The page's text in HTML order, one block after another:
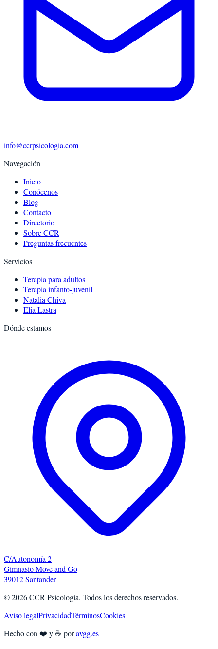
info@ccrpsicologia.com
Navegación
Inicio
Conócenos
Blog
Contacto
Directorio
Sobre CCR
Preguntas frecuentes
Servicios
Terapia para adultos
Terapia infanto-juvenil
Natalia Chiva
Elia Lastra
Dónde estamos
C/Autonomía 2
Gimnasio Move and Go
39012 Santander
©2026CCR Psicología. Todos los derechos reservados.
Aviso legalPrivacidadTérminosCookies
Hecho con ❤️ y ☕ poravgg.es